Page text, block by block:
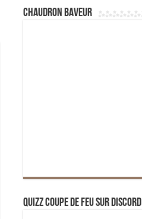
Chaudron Baveur
Quizz Coupe de Feu sur Discord